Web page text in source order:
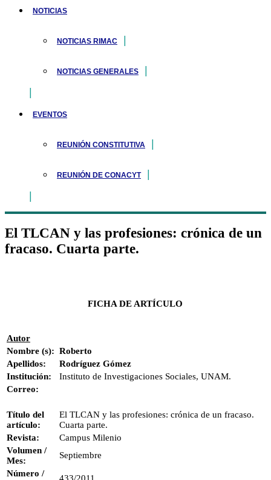
NOTICIAS
NOTICIAS RIMAC
NOTICIAS GENERALES
EVENTOS
REUNIÓN CONSTITUTIVA
REUNIÓN DE CONACYT
El TLCAN y las profesiones: crónica de un
fracaso. Cuarta parte.
FICHA DE ARTÍCULO
Autor
Nombre (s): Roberto
Apellidos:
Rodríguez Gómez
Institución:
Instituto de Investigaciones Sociales, UNAM.
Correo:
Título del
artículo:
El TLCAN y las profesiones: crónica de un fracaso.
Cuarta parte.
Revista:
Campus Milenio
Volumen /
Mes:
Septiembre
Número /
433/2011